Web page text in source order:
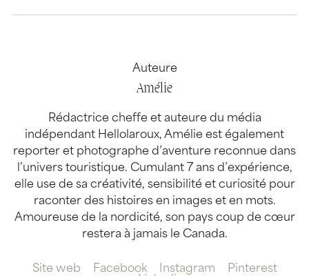
Auteure
Amélie
Rédactrice cheffe et auteure du média
indépendant Hellolaroux, Amélie est également
reporter et photographe d’aventure reconnue dans
l’univers touristique. Cumulant 7 ans d’expérience,
elle use de sa créativité, sensibilité et curiosité pour
raconter des histoires en images et en mots.
Amoureuse de la nordicité, son pays coup de cœur
restera à jamais le Canada.
Site web Facebook Instagram
Pinterest